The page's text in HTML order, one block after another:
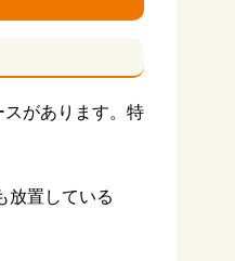
があります。特
放置している